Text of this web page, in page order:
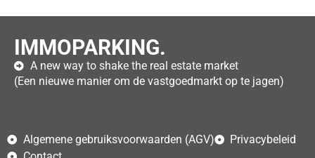
IMMOPARKING.
A new way to shake the real estate market
(Een nieuwe manier om de vastgoedmarkt op te jagen)
Algemene gebruiksvoorwaarden (AGV)
Privacybeleid